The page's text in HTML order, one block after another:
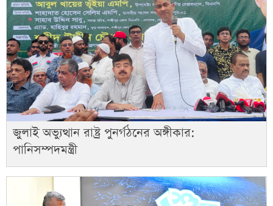
জুলাই অভ্যুত্থান রাষ্ট্র পুনর্গঠনের অঙ্গীকার:
পানিসম্পদমন্ত্রী